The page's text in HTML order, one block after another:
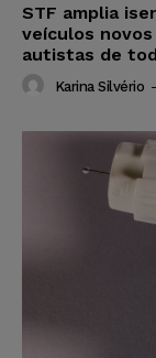
STF amplia
veículos
autistas de
Karina Silvério -